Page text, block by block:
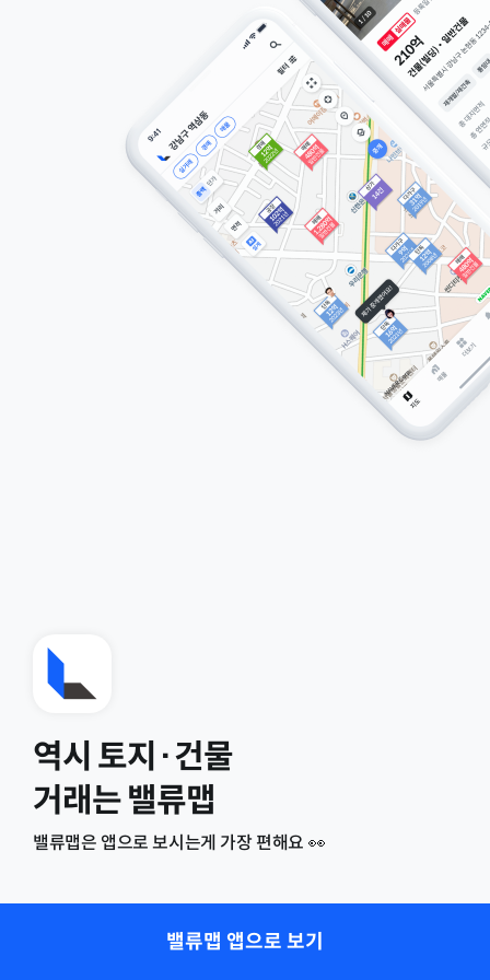
역시 토지·건물
거래는 밸류맵
밸류맵은 앱으로 보시는게 가장 편해요 👀
밸류맵 앱으로 보기